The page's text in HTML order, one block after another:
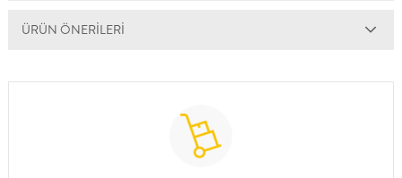
ÜRÜN ÖNERILERI